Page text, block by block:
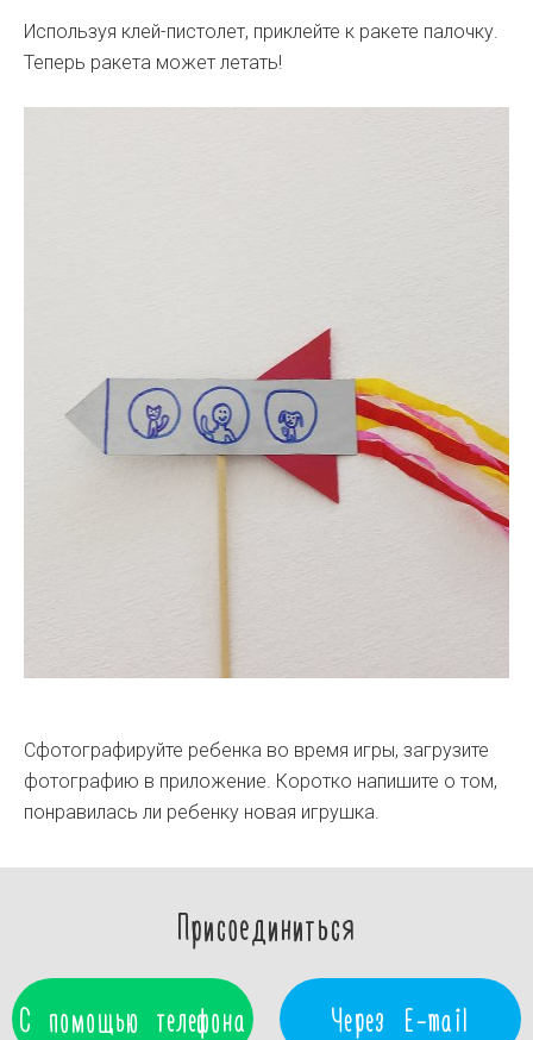
Используя клей-пистолет, приклейте к ракете палочку.
Теперь ракета может летать!
Сфотографируйте ребенка во время игры, загрузите
фотографию в приложение. Коротко напишите о том,
понравилась ли ребенку новая игрушка.
Присоединиться
С помощью телефона Через E-mail